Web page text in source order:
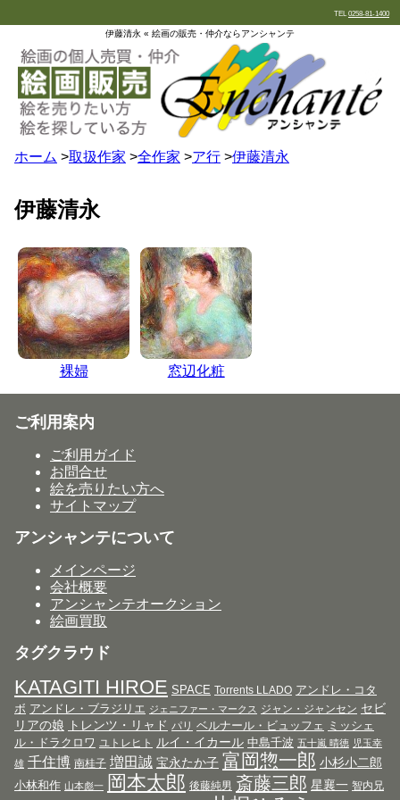
TEL 0258-81-1400
伊藤清永 « 絵画の販売・仲介ならアンシャンテ
ホーム >取扱作家 >全作家 >ア行 >伊藤清永
伊藤清永
裸婦 窓辺化粧
ご利用案内
ご利用ガイド
お問合せ
絵を売りたい方へ
サイトマップ
アンシャンテについて
メインページ
会社概要
アンシャンテオークション
絵画買取
タグクラウド
KATAGITI HIROE SPACE Torrents LLADO アンドレ・コタ
ボ アンドレ・ブラジリエ ジェニファー・マークス ジャン・ジャンセン セビ
リアの娘
トレンツ・リャド パリ ベルナール・ビュッフェ ミッシェ
ル・ドラクロワ ユトレヒト ルイ・イカール 中島千波 五十嵐 晴徳 児玉幸
雄 千住博 南桂子 増田誠 宝永たか子 富岡惣一郎 小杉小二郎
小林和作 山本彪一 岡本太郎 後藤純男 斎藤三郎 星襄一 智内兄